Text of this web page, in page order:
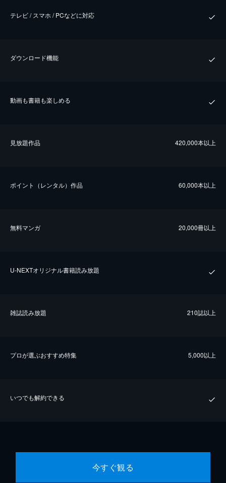
テレビ / スマホ / PCなどに対応
ダウンロード機能
動画も書籍も楽しめる
⾒放題作品 420,000本以上
ポイント（レンタル）作品 60,000本以上
無料マンガ 20,000冊以上
U-NEXTオリジナル書籍読み放題
雑誌読み放題 210誌以上
プロが選ぶおすすめ特集 5,000以上
いつでも解約できる
今すぐ観る